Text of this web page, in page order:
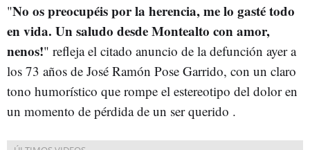
"No os preocupéis por la herencia, me lo gasté todo
en vida. Un saludo desde Montealto con amor,
nenos!" refleja el citado anuncio de la defunción ayer a
los 73 años de José Ramón Pose Garrido, con un claro
tono humorístico que rompe el estereotipo del dolor en
un momento de pérdida de un ser querido .